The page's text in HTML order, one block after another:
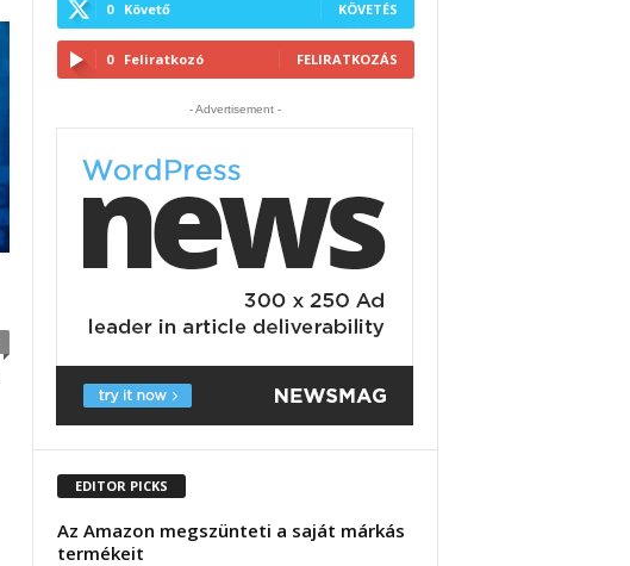
0 Követő KÖVETÉS
0 Feliratkozó FELIRATKOZÁS
- Advertisement -
EDITOR PICKS
Az Amazon megszünteti a saját márkás
termékeit